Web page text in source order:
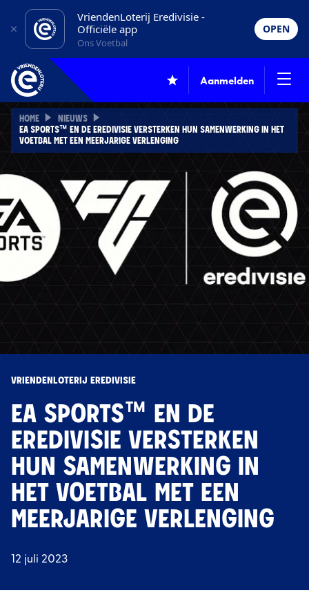
VriendenLoterij Eredivisie -
Officiële app
Ons Voetbal
OPEN
Aanmelden
HOME
NIEUWS
EA SPORTS™ EN DE EREDIVISIE VERSTERKEN HUN SAMENWERKING IN HET
VOETBAL MET EEN MEERJARIGE VERLENGING
VRIENDENLOTERIJ EREDIVISIE
EA SPORTS™ EN DE
EREDIVISIE VERSTERKEN
HUN SAMENWERKING IN
HET VOETBAL MET EEN
MEERJARIGE VERLENGING
12 juli 2023